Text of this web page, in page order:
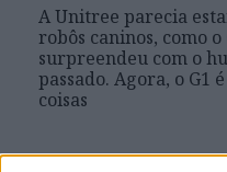
A Unitree parecia
robôs caninos, como o
surpreendeu com o
passado. Agora, o G1
coisas